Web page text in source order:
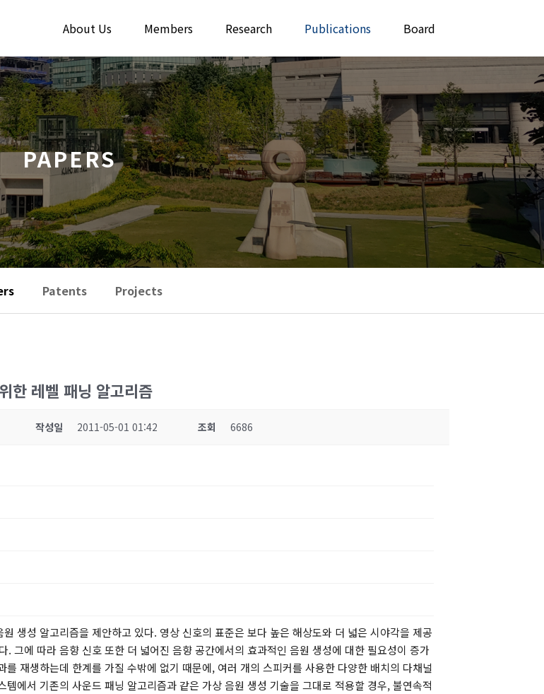
About Us Members Research Publications Board
PAPERS
Patents Projects
한 레벨 패닝 알고리즘
작성일 2011-05-01 01:42 조회 6686
생성 알고리즘을 제안하고 있다. 영상 신호의 표준은 보다 높은 해상도와 더 넓은 시야각을 제공
그에 따라 음향 신호 또한 더 넓어진 음향 공간에서의 효과적인 음원 생성에 대한 필요성이 증가
재생하는데 한계를 가질 수밖에 없기 때문에, 여러 개의 스피커를 사용한 다양한 배치의 다채널
에서 기존의 사운드 패닝 알고리즘과 같은 가상 음원 생성 기술을 그대로 적용할 경우, 불연속적